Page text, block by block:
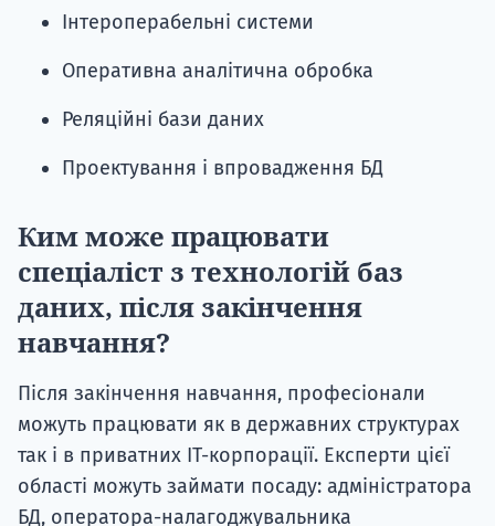
Інтероперабельні системи
Оперативна аналітична обробка
Реляційні бази даних
Проектування і впровадження БД
Ким може працювати
спеціаліст з технологій баз
даних, після закінчення
навчання?
Після закінчення навчання, професіонали
можуть працювати як в державних структурах
так і в приватних IT-корпорації. Експерти цієї
області можуть займати посаду: адміністратора
БД, оператора-налагоджувальника